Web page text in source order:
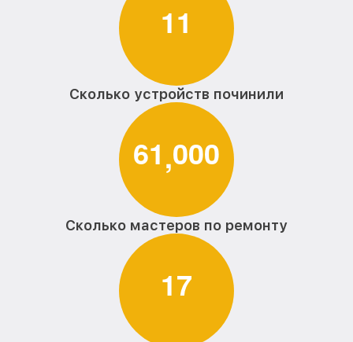
11
Сколько устройств починили
61,000
Сколько мастеров по ремонту
17